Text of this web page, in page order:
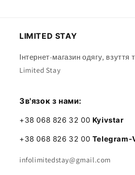
LIMITED STAY
Інтернет-магазин одягу, взуття
Limited Stay
Зв'язок з нами:
+38 068 826 32 00 Kyivstar
+38 068 826 32 00 Telegram-
infolimitedstay@gmail.com